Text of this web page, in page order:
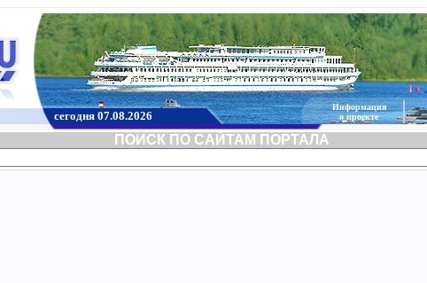
сегодня 07.08.2026
Информация
о проекте
ПОИСК ПО САЙТАМ ПОРТАЛА